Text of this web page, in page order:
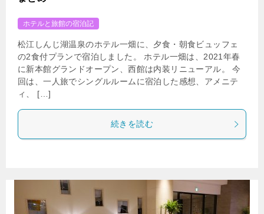
ホテルと旅館の宿泊記
松江しんじ湖温泉のホテル一畑に、夕食・朝食ビュッフェ
の2食付プランで宿泊しました。 ホテル一畑は、2021年春
に新本館グランドオープン、西館は内装リニューアル。 今
回は、一人旅でシングルルームに宿泊した感想、アメニテ
ィ、 […]
続きを読む